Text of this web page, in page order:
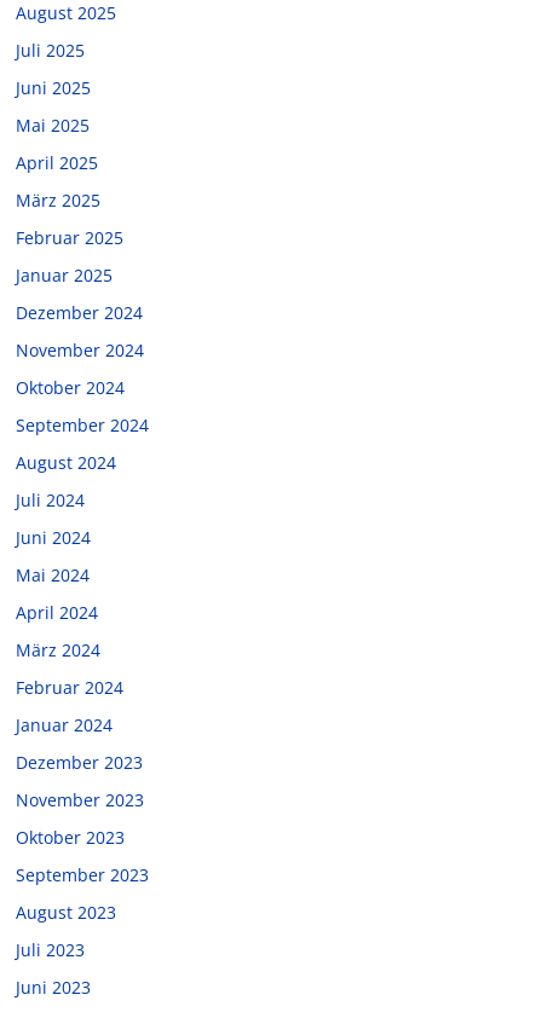
August 2025
Juli 2025
Juni 2025
Mai 2025
April 2025
März 2025
Februar 2025
Januar 2025
Dezember 2024
November 2024
Oktober 2024
September 2024
August 2024
Juli 2024
Juni 2024
Mai 2024
April 2024
März 2024
Februar 2024
Januar 2024
Dezember 2023
November 2023
Oktober 2023
September 2023
August 2023
Juli 2023
Juni 2023